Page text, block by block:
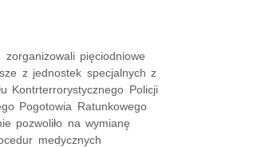
pięciodniowe
z jednostek specjalnych z
Kontrterrorystycznego Policji
Pogotowia Ratunkowego
pozwoliło na wymianę
medycznych